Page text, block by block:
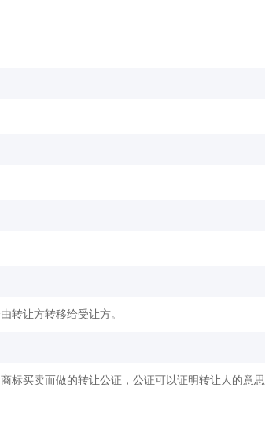
转让方转移给受让方。
标买卖而做的转让公证，公证可以证明转让人的意思